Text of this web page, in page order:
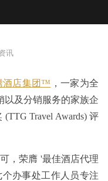
讯
酒店集团™ ，一家为全
以及分销服务的家族企
Travel Awards) 评
，荣膺 '最佳酒店代理
办事处工作人员专注